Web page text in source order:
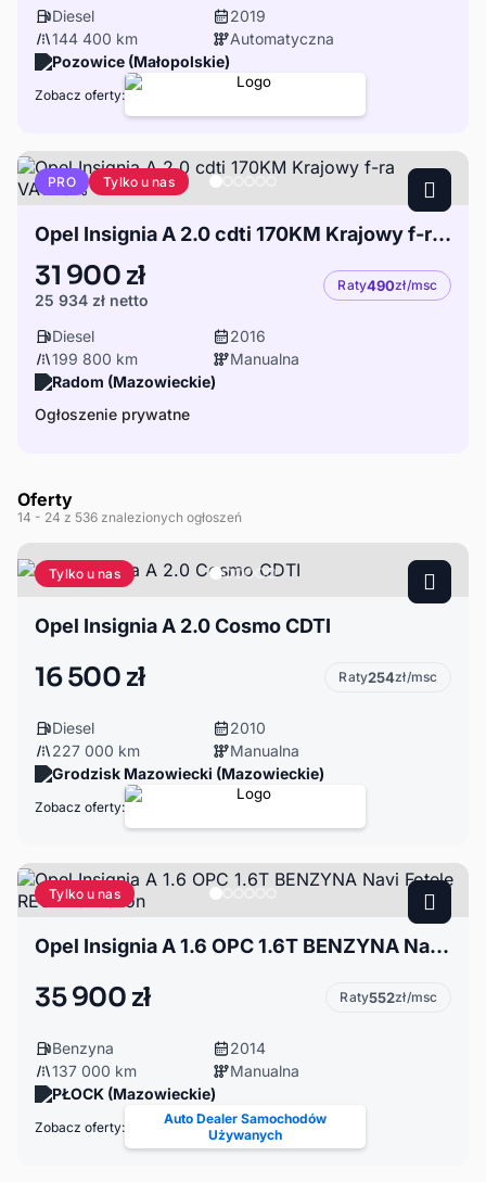
Diesel
2019
144 400 km
Automatyczna
Pozowice (Małopolskie)
Zobacz oferty:
PRO Tylko u nas
Opel Insignia A 2.0 cdti 170KM Krajowy f-ra VAT23%
31 900 zł
25 934 zł netto
Raty490zł/msc
Diesel
2016
199 800 km
Manualna
Radom (Mazowieckie)
Ogłoszenie prywatne
Oferty
14 - 24 z 536 znalezionych ogłoszeń
Tylko u nas
Opel Insignia A 2.0 Cosmo CDTI
16 500 zł Raty254zł/msc
Diesel
2010
227 000 km
Manualna
Grodzisk Mazowiecki (Mazowieckie)
Zobacz oferty:
Tylko u nas
Opel Insignia A 1.6 OPC 1.6T BENZYNA Navi Fotele RECARO Xenon
35 900 zł Raty552zł/msc
Benzyna
2014
137 000 km
Manualna
PŁOCK (Mazowieckie)
Zobacz oferty:
Auto Dealer Samochodów
Używanych